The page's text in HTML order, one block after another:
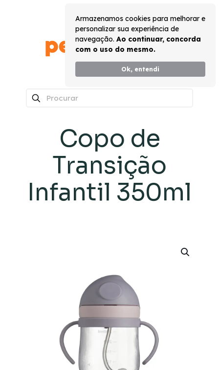
Armazenamos cookies para melhorar e
personalizar sua experiência de
navegação. Ao continuar, concorda
com o uso do mesmo.
Ok, entendi
Copo de
Transição
Infantil 350ml